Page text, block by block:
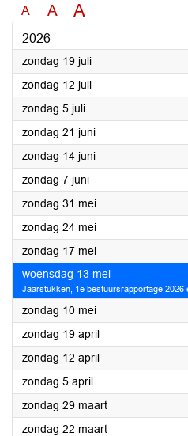
A A A
2026
zondag 19 juli2026
zondag 12 juli2026
zondag 5 juli2026
zondag 21 juni2026
zondag 14 juni2026
zondag 7 juni2026
zondag 31 mei2026
zondag 24 mei2026
zondag 17 mei2026
woensdag 13 mei2026
Jaarstukken, 1e bestuursrapportage 2026
zondag 10 mei2026
zondag 19 april2026
zondag 12 april2026
zondag 5 april2026
zondag 29 maart2026
zondag 22 maart2026